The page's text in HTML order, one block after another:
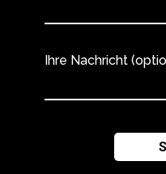
Ihre Nachricht